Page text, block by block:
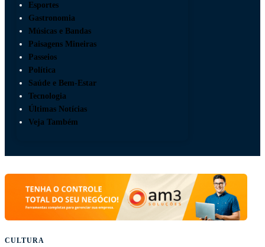
Esportes
Gastronomia
Músicas e Bandas
Paisagens Mineiras
Passeios
Política
Saúde e Bem-Estar
Tecnologia
Últimas Notícias
Veja Também
CULTURA